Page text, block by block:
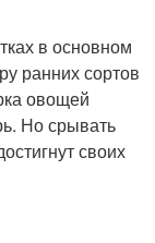
в основном
ранних сортов
овощей
Но срывать
своих